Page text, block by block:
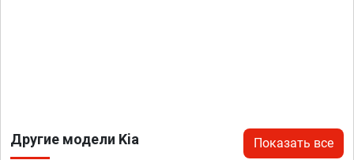
Другие модели Kia Показать все